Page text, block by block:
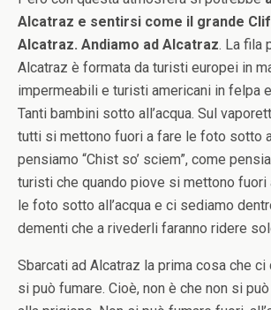
Alcatraz e sentirsi come il grande
Alcatraz. Andiamo ad Alcatraz. La fila
Alcatraz è formata da turisti europei in
impermeabili e turisti americani in felpa
Tanti bambini sotto all’acqua. Sul
tutti si mettono fuori a fare le foto sotto
pensiamo “Chist so’ sciem”, come
turisti che quando piove si mettono fuori
le foto sotto all’acqua e ci sediamo
dementi che a rivederli faranno ridere
Sbarcati ad Alcatraz la prima cosa che ci
si può fumare. Cioè, non è che non si